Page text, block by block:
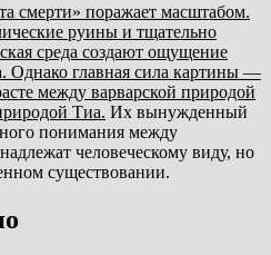
смерти» поражает масштабом.
руины и тщательно
среда создают ощущение
Однако главная сила картины —
между варварской природой
Тиа. Их вынужденный
понимания между
человеческому виду, но
существовании.